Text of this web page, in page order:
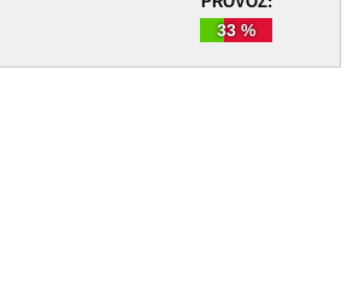
33 %